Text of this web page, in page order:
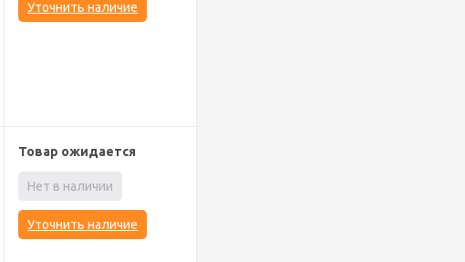
Уточнить наличие
Товар ожидается
Нет в наличии
Уточнить наличие